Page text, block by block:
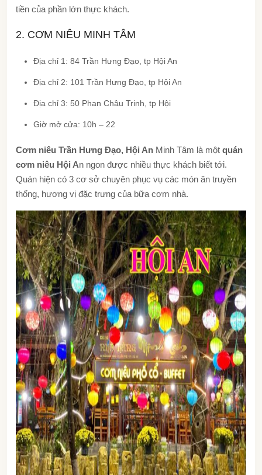
tiền của phần lớn thực khách.
2. CƠM NIÊU MINH TÂM
Địa chỉ 1: 84 Trần Hưng Đạo, tp Hội An
Địa chỉ 2: 101 Trần Hưng Đạo, tp Hội An
Địa chỉ 3: 50 Phan Châu Trinh, tp Hội
Giờ mở cửa: 10h – 22
Cơm niêu Trần Hưng Đạo, Hội An Minh Tâm là một quán
cơm niêu Hội An ngon được nhiều thực khách biết tới.
Quán hiện có 3 cơ sở chuyên phục vụ các món ăn truyền
thống, hương vị đặc trưng của bữa cơm nhà.